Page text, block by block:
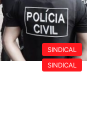
SINDICAL
SINDICAL